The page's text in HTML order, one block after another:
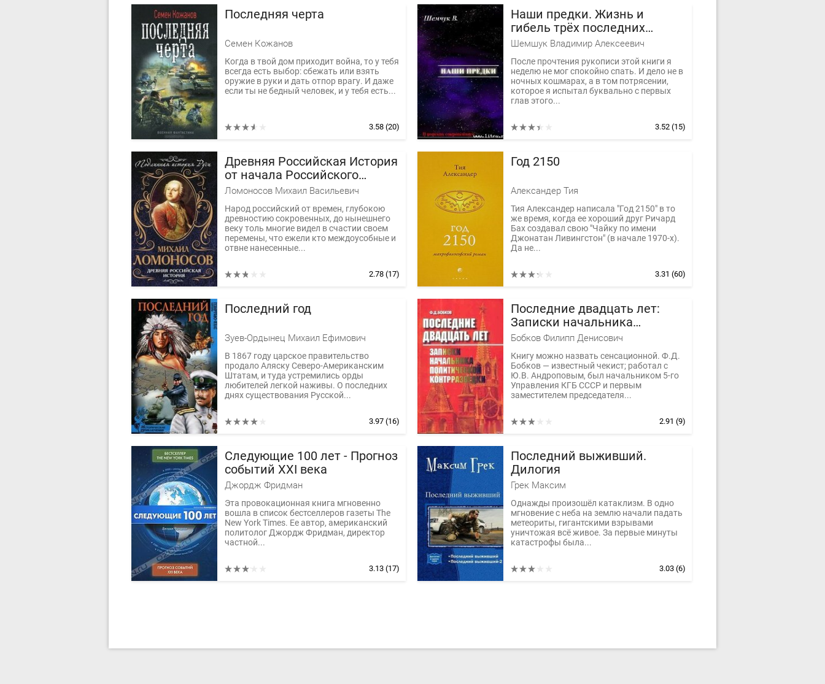
Последняя черта
Семен Кожанов
Когда в твой дом приходит война, то у тебя
всегда есть выбор: сбежать или взять
оружие в руки и дать отпор врагу. И даже
если ты не бедный человек, и у тебя есть...
3.58 (20)
Hаши предки. Жизнь и
гибель трёх последних
цивилизаций.
Шемшук Владимир Алексеевич
После прочтения рукописи этой книги я
неделю не мог спокойно спать. И дело не в
ночных кошмарах, а в том потрясении,
которое я испытал буквально с первых
глав этого...
3.52(15)
Древняя Российская История
от начала Российского
народа до кончины Великого
Князя Ярослава Первого или
до 1054 года
Ломоносов Михаил Васильевич
Народ российский от времен, глубокою
древностию сокровенных, до нынешнего
веку толь многие видел в счастии своем
перемены, что ежели кто междоусобные и
отвне нанесенные...
2.78 (17)
Год 2150
Александер Тия
Тия Александер написала "Год 2150" в то
же время, когда ее хороший друг Ричард
Бах создавал свою "Чайку по имени
Джонатан Ливингстон" (в начале 1970-х).
Да не...
3.31 (60)
Последний год
Зуев-Ордынец Михаил Ефимович
В 1867 году царское правительство
продало Аляску Северо-Американским
Штатам, и туда устремились орды
любителей легкой наживы. О последних
днях существования Русской...
3.97 (16)
Последние двадцать лет:
Записки начальника
политической контрразведки
Бобков Филипп Денисович
Книгу можно назвать сенсационной. Ф.Д.
Бобков — известный чекист; работал с
Ю.В. Андроповым, был начальником 5-го
Управления КГБ СССР и первым
заместителем председателя...
2.91 (9)
Следующие 100 лет - Прогноз
событий XXI века
Джордж Фридман
Эта провокационная книга мгновенно
вошла в список бестселлеров газеты The
New York Times. Ее автор, американский
политолог Джордж Фридман, директор
частной...
3.13 (17)
Последний выживший.
Дилогия
Грек Максим
Однажды произошёл катаклизм. В одно
мгновение с неба на землю начали падать
метеориты, гигантскими взрывами
уничтожая всё живое. За первые минуты
катастрофы была...
3.03(6)